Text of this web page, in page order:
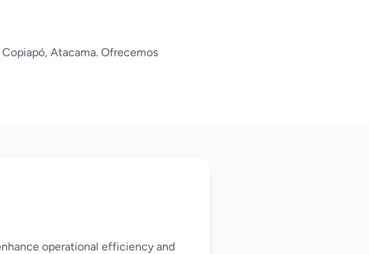
Atacama. Ofrecemos
operational efficiency and